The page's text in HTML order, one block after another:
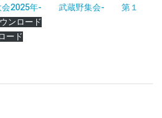
大会2025年- 武蔵野集会- 第１
ンロード
ード